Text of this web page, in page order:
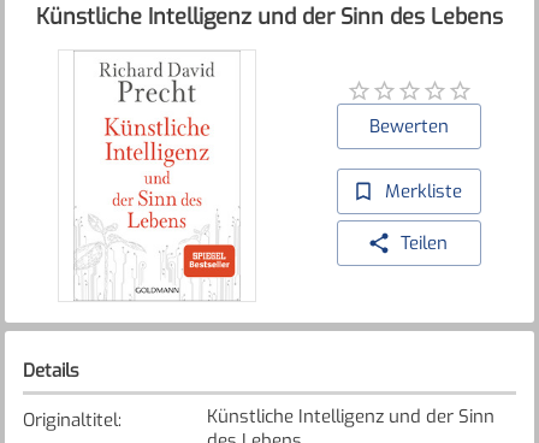
Künstliche Intelligenz und der Sinn des Lebens
Bewerten
Merkliste
Teilen
Details
Originaltitel:
Künstliche Intelligenz und der Sinn